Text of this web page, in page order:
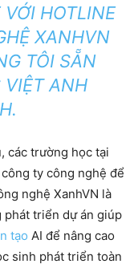
HOTLINE
XANHVN
TÔI SẴN
VIỆT ANH
các trường học tại
ty công nghệ để
nghệ XanhVN là
phát triển dự án giúp
tạo AI để nâng cao
sinh phát triển toàn